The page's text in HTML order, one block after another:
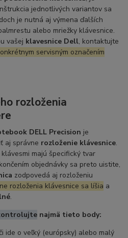
jednotlivých variantov sa
je nutná aj výmena ďalších
alebo mriežky klávesnice.
vašej klavesnice Dell, kontaktujte
servisným označením
rozloženia
DELL Precision je
aj správne rozloženie klávesnice.
majú špecifický tvar
objednávky sa preto uistite,
zodpovedá aj rozloženiu
rozloženia klávesnice sa líšia a
.
najmä tieto body:
ide o veľký (európsky) alebo malý